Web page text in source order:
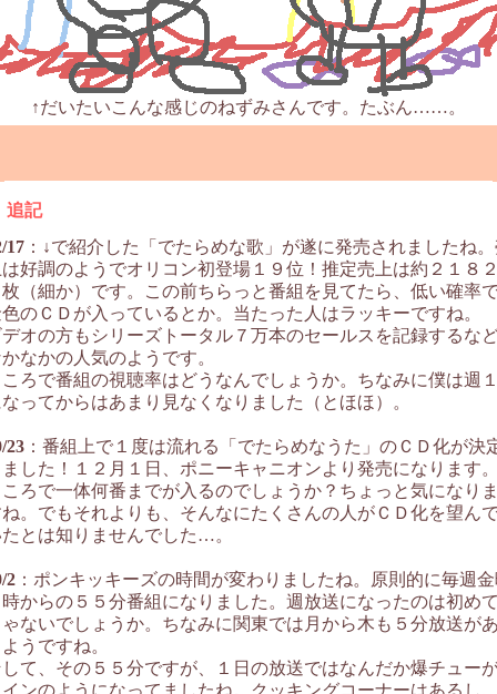
↑だいたいこんな感じのねずみさんです。たぶん……。
追記
17 ：↓で紹介した「でたらめな歌」が遂に発売されましたね
好調のようでオリコン初登場１９位！推定売上は約２１８２
（細か）です。この前ちらっと番組を見てたら、低い確率
のＣＤが入っているとか。当たった人はラッキーですね。
オの方もシリーズトータル７万本のセールスを記録するな
なかの人気のようです。
ろで番組の視聴率はどうなんでしょうか。ちなみに僕は週１
ってからはあまり見なくなりました（とほほ）。
23 ：番組上で１度は流れる「でたらめなうた」のＣＤ化が決
した！１２月１日、ポニーキャニオンより発売になります。
ろで一体何番までが入るのでしょうか？ちょっと気になりま
。でもそれよりも、そんなにたくさんの人がＣＤ化を望ん
とは知りませんでした…。
2 ：ポンキッキーズの時間が変わりましたね。原則的に毎週
からの５５分番組になりました。週放送になったのは初めて
ないでしょうか。ちなみに関東では月から木も５分放送があ
うですね。
て、その５５分ですが、１日の放送ではなんだか爆チュー
ンのようになってましたね。クッキングコーナーはあるし、